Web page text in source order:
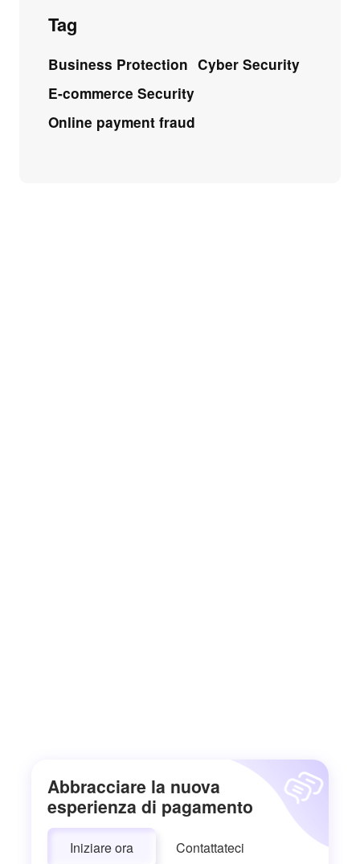
Tag
Business Protection Cyber Security
E-commerce Security
Online payment fraud
Abbracciare la nuova
esperienza di pagamento
Iniziare ora Contattateci